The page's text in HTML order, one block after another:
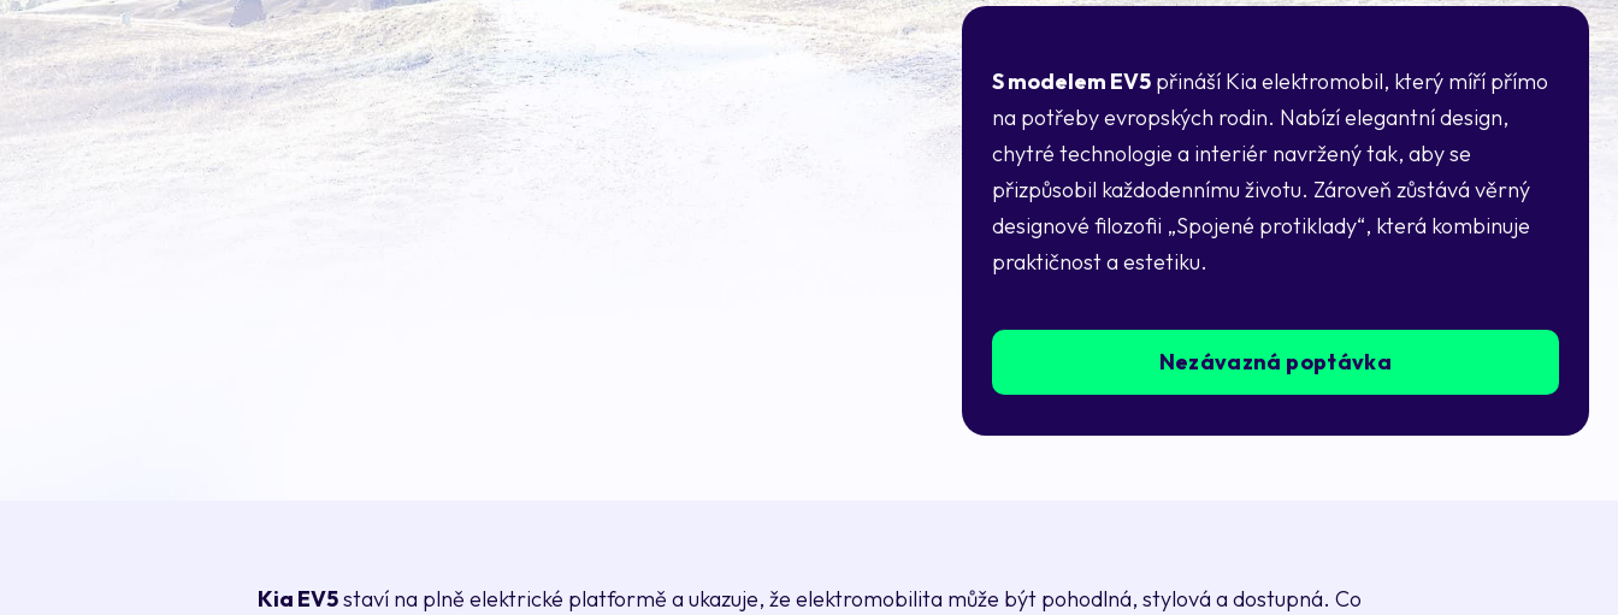
S modelem EV5přináší Kia elektromobil, který míří přímo
na potřeby evropských rodin. Nabízí elegantní design,
chytré technologie a interiér navržený tak, aby se
přizpůsobil každodennímu životu. Zároveň zůstává věrný
designové filozofii „Spojené protiklady“, která kombinuje
praktičnost a estetiku.
Nezávazná poptávka
Kia EV5staví na plně elektrické platformě a ukazuje, že elektromobilita může být pohodlná, stylová a dostupná. Co